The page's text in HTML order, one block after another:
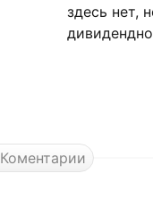
здесь нет,
Коментарии